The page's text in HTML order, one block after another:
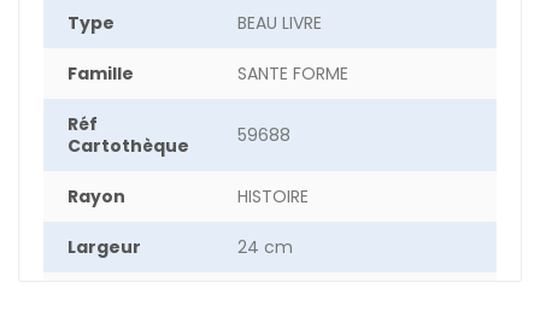
Type BEAU LIVRE
Famille SANTE FORME
Réf
Cartothèque
59688
Rayon HISTOIRE
Largeur 24 cm